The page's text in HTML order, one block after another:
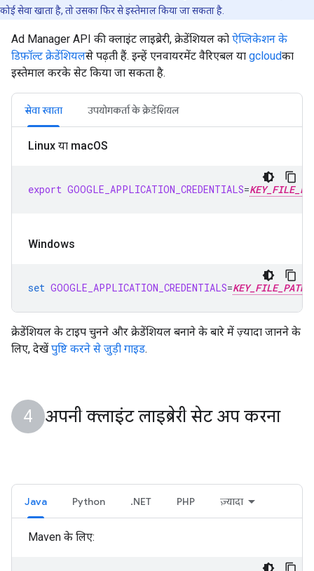
कोई सेवा खाता है, तो उसका फिर से इस्तेमाल किया जा सकता है.
Ad Manager API की क्लाइंट लाइब्रेरी, क्रेडेंशियल को ऐप्लिकेशन के
डिफ़ॉल्ट क्रेडेंशियलसे पढ़ती हैं. इन्हें एनवायरमेंट वैरिएबल या gcloudका
इस्तेमाल करके सेट किया जा सकता है.
सेवा खाता उपयोगकर्ता के क्रेडेंशियल
Linux या macOS
export GOOGLE_APPLICATION_CREDENTIALS=
Windows
set GOOGLE_APPLICATION_CREDENTIALS=KEY_FILE_PATH
क्रेडेंशियल के टाइप चुनने और क्रेडेंशियल बनाने के बारे में ज़्यादा जानने के
लिए, देखेंपुष्टि करने से जुड़ी गाइड.
अपनी क्लाइंट लाइब्रेरी सेट अप करना
Java Python .NET PHP ज़्यादा
Maven के लिए: